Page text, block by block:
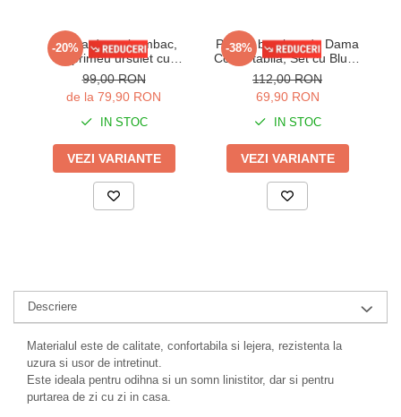
-20%
Pijama dama bumbac,
imprimeu ursulet cu
inimioare, bej 104
99,00 RON
de la 79,90 RON
IN STOC
VEZI VARIANTE
-38%
Pijama bumbac de Dama
Confortabila, Set cu Bluza
si Pantaloni lungi, batal, gri
16255
112,00 RON
69,90 RON
IN STOC
VEZI VARIANTE
Descriere
Materialul este de calitate, confortabila si lejera, rezistenta la
uzura si usor de intretinut.
Este ideala pentru odihna si un somn linistitor, dar si pentru
purtarea de zi cu zi in casa.